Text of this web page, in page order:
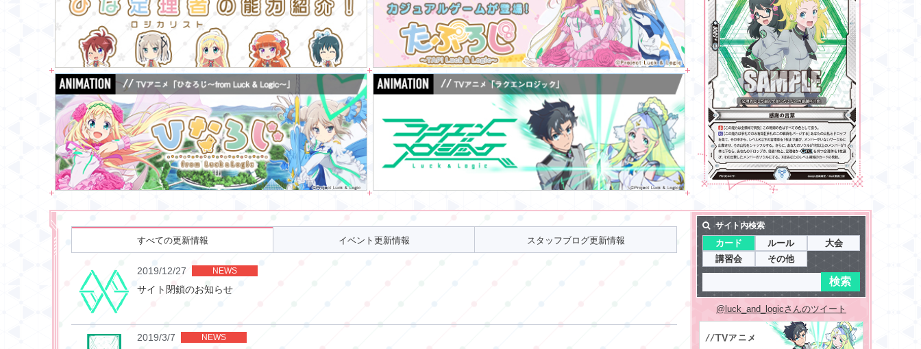
すべての更新情報 イベント 更新情報 スタッフブログ更新情報
2019/12/27 NEWS
サイト閉鎖のお知らせ
2019/3/7 NEWS
サイト内検索
カード ルール
大会
講習会
その他
@luck_and_logicさんのツイート